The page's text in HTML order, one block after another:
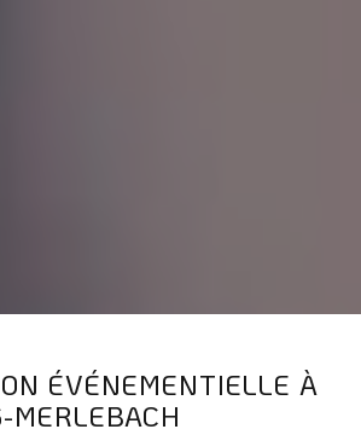
ÉVÉNEMENTIELLE À
MERLEBACH